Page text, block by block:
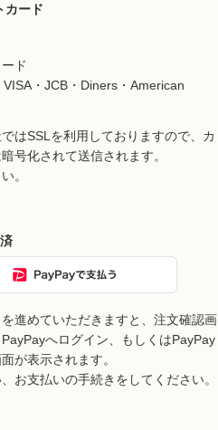
カード
ド
VISA・JCB・Diners・American
はSSLを利用しておりますので、カ
号化されて送信されます。
。
進めていただきますと、注文確認画
へログイン、もしくはPayPay
が表示されます。
お支払いの手続きをしてください。